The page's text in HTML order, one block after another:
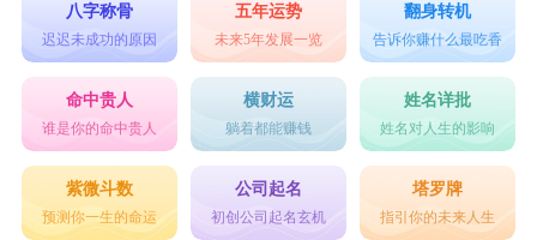
八字称骨
迟迟未成功的原因
五年运势
未来5年发展一览
翻身转机
告诉你赚什么最吃香
命中贵人
谁是你的命中贵人
横财运
躺着都能赚钱
姓名详批
姓名对人生的影响
紫微斗数
预测你一生的命运
公司起名
初创公司起名玄机
塔罗牌
指引你的未来人生